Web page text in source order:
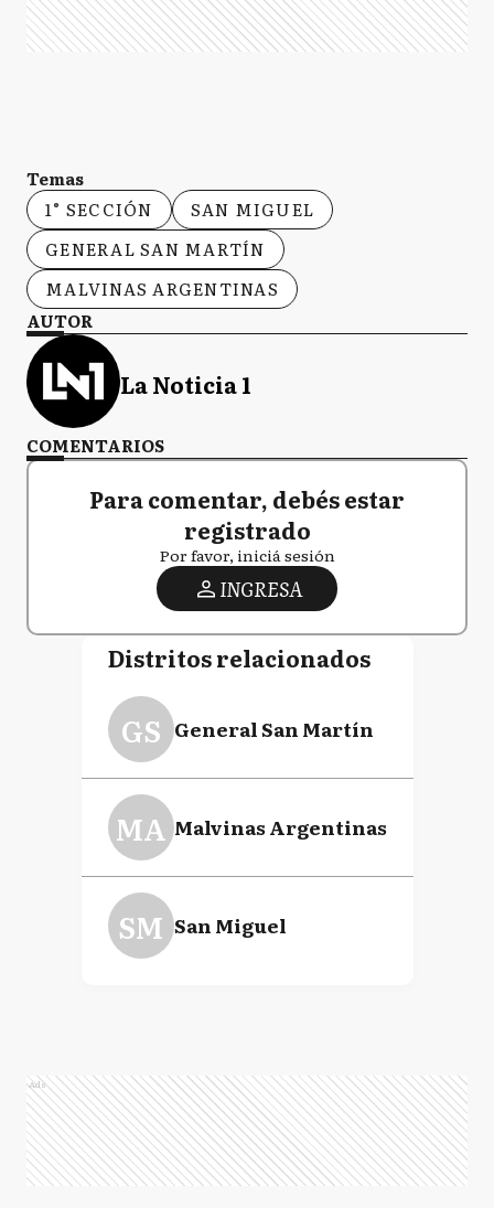
Temas
1° SECCIÓN
SAN MIGUEL
GENERAL SAN MARTÍN
MALVINAS ARGENTINAS
AUTOR
La Noticia 1
COMENTARIOS
Para comentar, debés estar
registrado
Por favor, iniciá sesión
INGRESA
Distritos relacionados
GS General San Martín
MA Malvinas Argentinas
SM San Miguel
Ads